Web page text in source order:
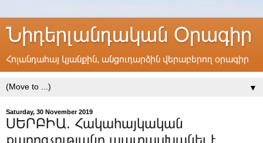
Նիդերլանդական Օրագիր
Հոլանդահայ կյանքին, անցուդարձին վերաբերող օրագիր
▼
Saturday, 30 November 2019
ՍԵՐԲԻԱ. Հակահայկական
քարոզչությանը պատասխանել է